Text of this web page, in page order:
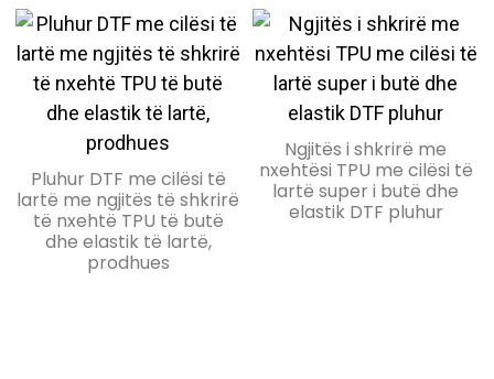
Pluhur DTF me cilësi të
lartë me ngjitës të shkrirë
të nxehtë TPU të butë
dhe elastik të lartë,
prodhues
Ngjitës i shkrirë me
nxehtësi TPU me cilësi të
lartë super i butë dhe
elastik DTF pluhur
dixhital
Fletë PET me çlirim të
ftohtë për bojë me bazë
uji/bazë tretësi/plastisol
Fletë PET me çlirim të
menjëhershëm me lëkurë
të nxehtë për shtypje
ekrani
Granula ngjitëse të
shkrira të nxehtë për
tekstile në ofertën më të
mirë
Granula ngjitëse të
shkrirë të nxehtë për
pëlhurë